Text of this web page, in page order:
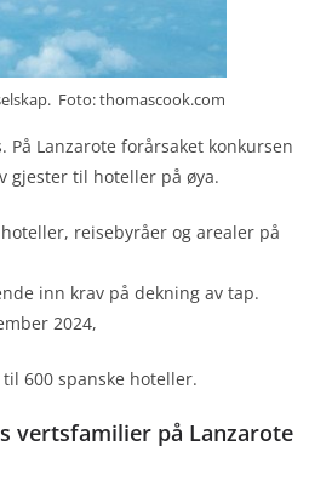
Foto: thomascook.com
Lanzarote forårsaket konkursen
gjester til hoteller på øya.
reisebyråer og arealer på
inn krav på dekning av tap.
2024,
600 spanske hoteller.
vertsfamilier på Lanzarote